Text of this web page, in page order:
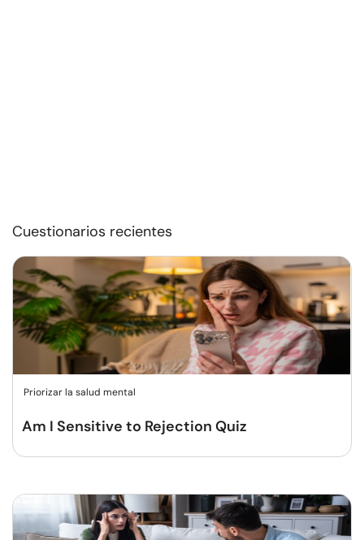
Cuestionarios recientes
Priorizar la salud mental
Am I Sensitive to Rejection Quiz